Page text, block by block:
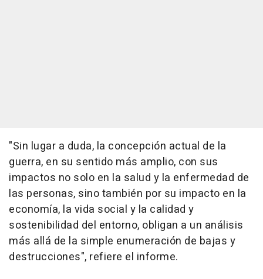
"Sin lugar a duda, la concepción actual de la
guerra, en su sentido más amplio, con sus
impactos no solo en la salud y la enfermedad de
las personas, sino también por su impacto en la
economía, la vida social y la calidad y
sostenibilidad del entorno, obligan a un análisis
más allá de la simple enumeración de bajas y
destrucciones", refiere el informe.